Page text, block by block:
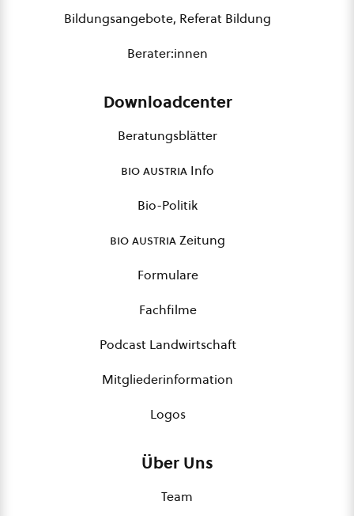
Bildungsangebote, Referat Bildung
Berater:innen
Downloadcenter
Beratungsblätter
bio austria Info
Bio-Politik
bio austriaZeitung
Formulare
Fachfilme
Podcast Landwirtschaft
Mitgliederinformation
Logos
Über Uns
Team